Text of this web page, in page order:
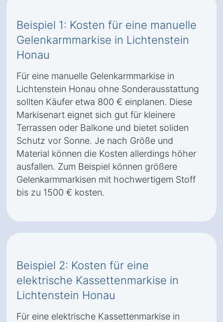
Beispiel 1: Kosten für eine manuelle
Gelenkarmmarkise in Lichtenstein
Honau
Für eine manuelle Gelenkarmmarkise in
Lichtenstein Honau ohne Sonderausstattung
sollten Käufer etwa 800 € einplanen. Diese
Markisenart eignet sich gut für kleinere
Terrassen oder Balkone und bietet soliden
Schutz vor Sonne. Je nach Größe und
Material können die Kosten allerdings höher
ausfallen. Zum Beispiel können größere
Gelenkarmmarkisen mit hochwertigem Stoff
bis zu 1500 € kosten.
Beispiel 2: Kosten für eine
elektrische Kassettenmarkise in
Lichtenstein Honau
Für eine elektrische Kassettenmarkise in